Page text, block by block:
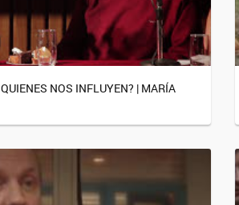
NOS INFLUYEN? | MARÍA